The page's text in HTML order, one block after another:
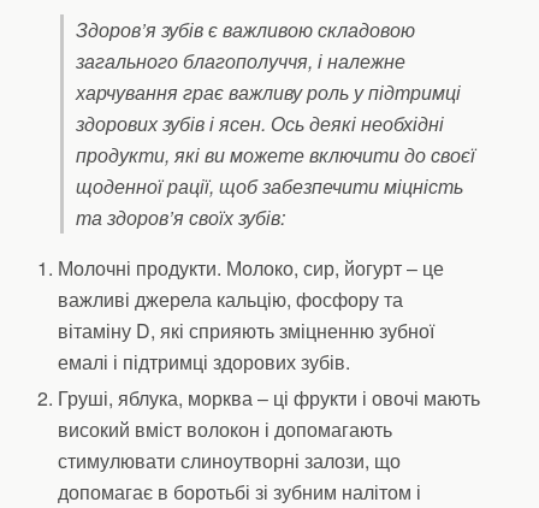
Здоров’я зубів є важливою складовою
загального благополуччя, і належне
харчування грає важливу роль у підтримці
здорових зубів і ясен. Ось деякі необхідні
продукти, які ви можете включити до своєї
щоденної рації, щоб забезпечити міцність
та здоров’я своїх зубів:
Молочні продукти. Молоко, сир, йогурт – це
важливі джерела кальцію, фосфору та
вітаміну D, які сприяють зміцненню зубної
емалі і підтримці здорових зубів.
Груші, яблука, морква – ці фрукти і овочі мають
високий вміст волокон і допомагають
стимулювати слиноутворні залози, що
допомагає в боротьбі зі зубним налітом і